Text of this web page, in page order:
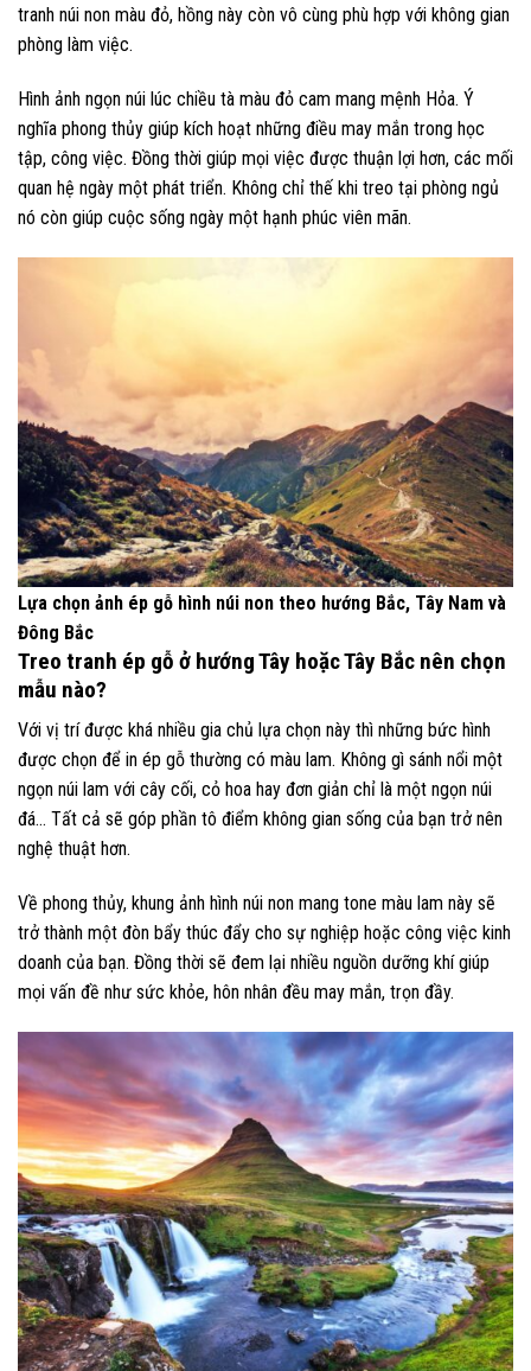
tranh núi non màu đỏ, hồng này còn vô cùng phù hợp với không gian
phòng làm việc.
Hình ảnh ngọn núi lúc chiều tà màu đỏ cam mang mệnh Hỏa. Ý
nghĩa phong thủy giúp kích hoạt những điều may mắn trong học
tập, công việc. Đồng thời giúp mọi việc được thuận lợi hơn, các mối
quan hệ ngày một phát triển. Không chỉ thế khi treo tại phòng ngủ
nó còn giúp cuộc sống ngày một hạnh phúc viên mãn.
Lựa chọn ảnh ép gỗ hình núi non theo hướng Bắc, Tây Nam và
Đông Bắc
Treo tranh ép gỗ ở hướng Tây hoặc Tây Bắc nên chọn
mẫu nào?
Với vị trí được khá nhiều gia chủ lựa chọn này thì những bức hình
được chọn để in ép gỗ thường có màu lam. Không gì sánh nổi một
ngọn núi lam với cây cối, cỏ hoa hay đơn giản chỉ là một ngọn núi
đá… Tất cả sẽ góp phần tô điểm không gian sống của bạn trở nên
nghệ thuật hơn.
Về phong thủy, khung ảnh hình núi non mang tone màu lam này sẽ
trở thành một đòn bẩy thúc đẩy cho sự nghiệp hoặc công việc kinh
doanh của bạn. Đồng thời sẽ đem lại nhiều nguồn dưỡng khí giúp
mọi vấn đề như sức khỏe, hôn nhân đều may mắn, trọn đầy.